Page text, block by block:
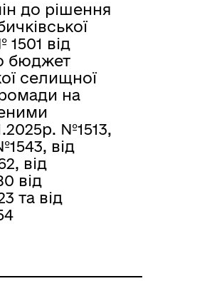
до рішення
від
бюджет
селищної
на
№1513,
від
від
від
та від